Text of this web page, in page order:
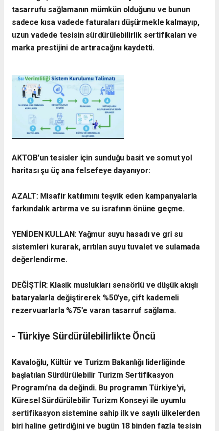
tasarrufu sağlamanın mümkün olduğunu ve bunun
sadece kısa vadede faturaları düşürmekle kalmayıp,
uzun vadede tesisin sürdürülebilirlik sertifikaları ve
marka prestijini de artıracağını kaydetti.
​AKTOB’un tesisler için sunduğu basit ve somut yol
haritası şu üç ana felsefeye dayanıyor:
AZALT: Misafir katılımını teşvik eden kampanyalarla
farkındalık artırma ve su israfının önüne geçme.
YENİDEN KULLAN: Yağmur suyu hasadı ve gri su
sistemleri kurarak, arıtılan suyu tuvalet ve sulamada
değerlendirme.
DEĞİŞTİR: Klasik muslukları sensörlü ve düşük akışlı
bataryalarla değiştirerek %50'ye, çift kademeli
rezervuarlarla %75'e varan tasarruf sağlama.
​- Türkiye Sürdürülebilirlikte Öncü
​Kavaloğlu, Kültür ve Turizm Bakanlığı liderliğinde
başlatılan Sürdürülebilir Turizm Sertifikasyon
Programı'na da değindi. Bu programın Türkiye'yi,
Küresel Sürdürülebilir Turizm Konseyi ile uyumlu
sertifikasyon sistemine sahip ilk ve sayılı ülkelerden
biri haline getirdiğini ve bugün 18 binden fazla tesisin